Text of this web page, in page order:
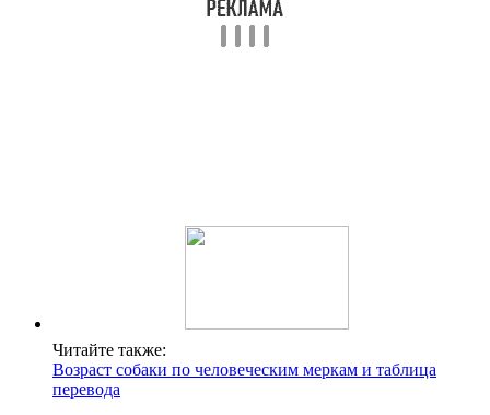
Читайте также:
Возраст собаки по человеческим меркам и таблица
перевода